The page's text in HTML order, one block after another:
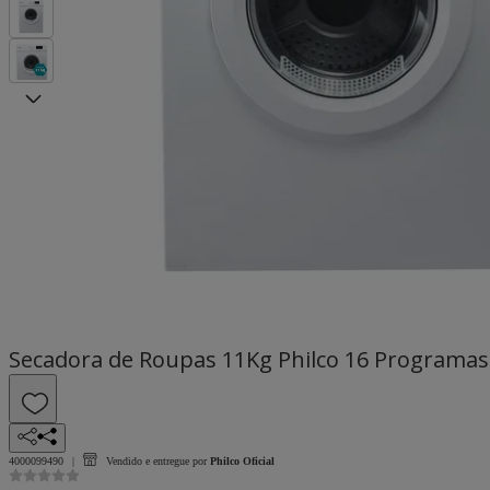
Secadora de Roupas 11Kg Philco 16
4000099490 Vendido e entregue por Philco Oficial